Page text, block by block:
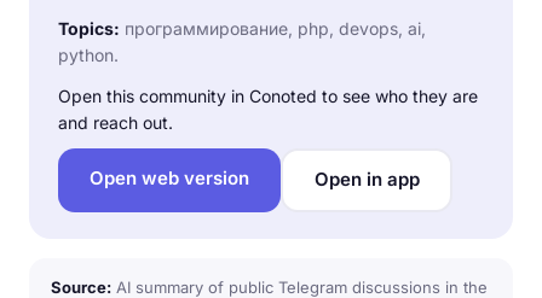
Topics: программирование, php, devops, ai,
python.
Open this community in Conoted to see who they are
and reach out.
Open web version Open in app
Source: AI summary of public Telegram discussions in the